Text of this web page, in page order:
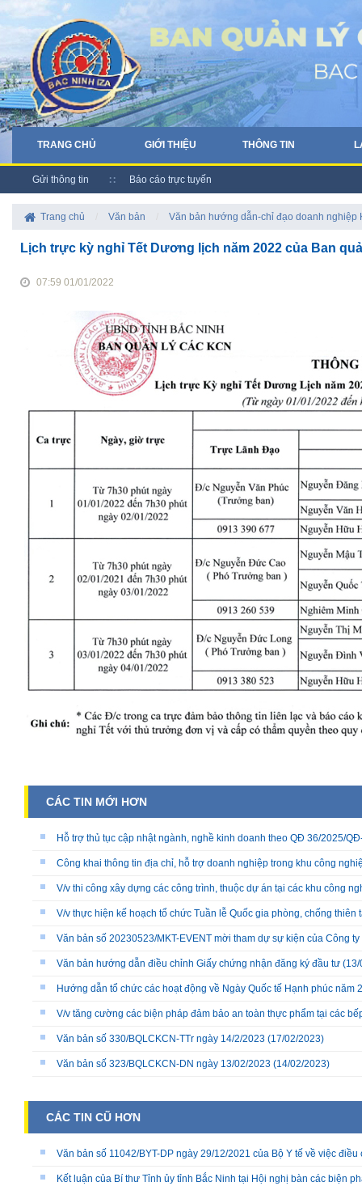
TRANG CHỦ GIỚI THIỆU THÔNG TIN
Gửi thông tin Báo cáo trực tuyến
Trang chủ Văn bản Văn bản hướng dẫn-chỉ đạo doanh nghiệp
Lịch trực kỳ nghỉ Tết Dương lịch năm 2022 của Ban
07:59 01/01/2022
CÁC TIN MỚI HƠN
Hỗ trợ thủ tục cập nhật ngành, nghề kinh doanh theo QĐ 36/2025/
Công khai thông tin địa chỉ, hỗ trợ doanh nghiệp trong khu công
V/v thi công xây dựng các công trình, thuộc dự án tại các khu công
V/v thực hiện kế hoạch tổ chức Tuần lễ Quốc gia phòng, chống thiên
Văn bản số 20230523/MKT-EVENT mời tham dự sự kiện của Công
Văn bản hướng dẫn điều chỉnh Giấy chứng nhận đăng ký đầu tư (13/
Hướng dẫn tổ chức các hoạt động về Ngày Quốc tế Hạnh phúc năm
V/v tăng cường các biện pháp đảm bảo an toàn thực phẩm tại các
Văn bản số 330/BQLCKCN-TTr ngày 14/2/2023 (17/02/2023)
Văn bản số 323/BQLCKCN-DN ngày 13/02/2023 (14/02/2023)
CÁC TIN CŨ HƠN
Văn bản số 11042/BYT-DP ngày 29/12/2021 của Bộ Y tế về việc
Kết luận của Bí thư Tỉnh ủy tỉnh Bắc Ninh tại Hội nghị bàn các biện